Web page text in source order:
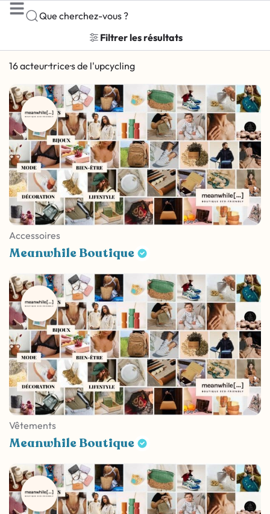
Que cherchez-vous ?
Filtrer les résultats
16 acteur·trice·s de l'upcycling
Accessoires
Meanwhile Boutique
Vêtements
Meanwhile Boutique